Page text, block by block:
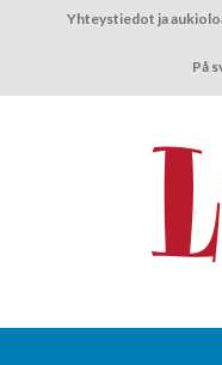
Yhteystiedot ja
På